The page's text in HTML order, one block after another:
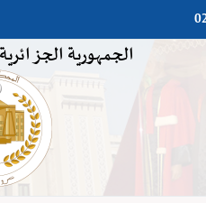
الجمهورية